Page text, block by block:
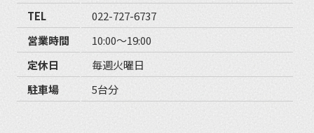
TEL
022-727-6737
営業時間
10:00〜19:00
定休日
毎週火曜日
駐車場
5台分